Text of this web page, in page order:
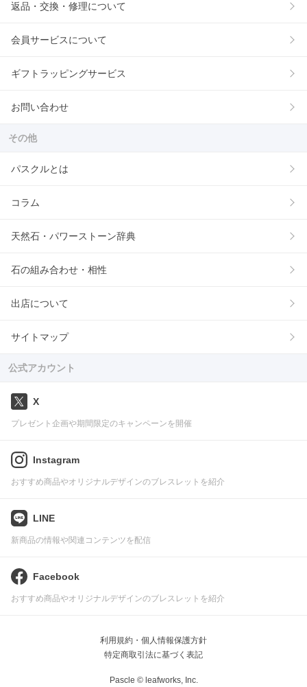
返品・交換・修理について
会員サービスについて
ギフトラッピングサービス
お問い合わせ
その他
パスクルとは
コラム
天然石・パワーストーン辞典
石の組み合わせ・相性
出店について
サイトマップ
公式アカウント
X
プレゼント企画や期間限定のキャンペーンを開催
Instagram
おすすめ商品やオリジナルデザインのブレスレットを紹介
LINE
新商品の情報や関連コンテンツを配信
Facebook
おすすめ商品やオリジナルデザインのブレスレットを紹介
利用規約・個人情報保護方針
特定商取引法に基づく表記
Pascle © leafworks, Inc.